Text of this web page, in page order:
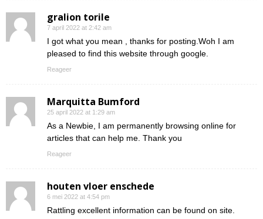
gralion torile
7 april 2022 at 2:42 am
I got what you mean , thanks for posting.Woh I am
pleased to find this website through google.
Reageer
Marquitta Bumford
25 april 2022 at 1:29 am
As a Newbie, I am permanently browsing online for
articles that can help me. Thank you
Reageer
houten vloer enschede
6 mei 2022 at 4:54 pm
Rattling excellent information can be found on site.